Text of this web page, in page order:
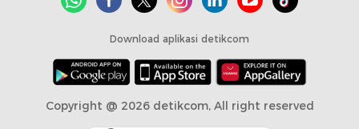
Download aplikasi detikcom
Copyright @ 2026 detikcom, All right reserved